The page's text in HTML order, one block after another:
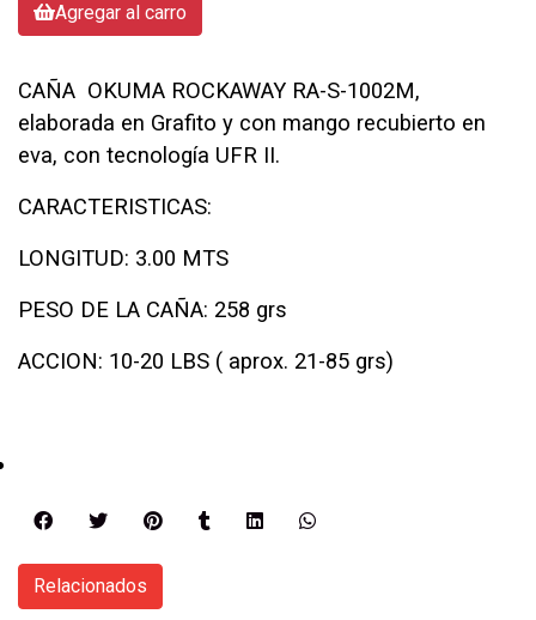
Agregar al carro
CAÑA OKUMA ROCKAWAY RA-S-1002M,
elaborada en Grafito y con mango recubierto en
eva, con tecnología UFR II.
CARACTERISTICAS:
LONGITUD: 3.00 MTS
PESO DE LA CAÑA: 258 grs
ACCION: 10-20 LBS ( aprox. 21-85 grs)
Relacionados